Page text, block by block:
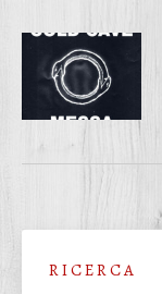
R I C E R C A